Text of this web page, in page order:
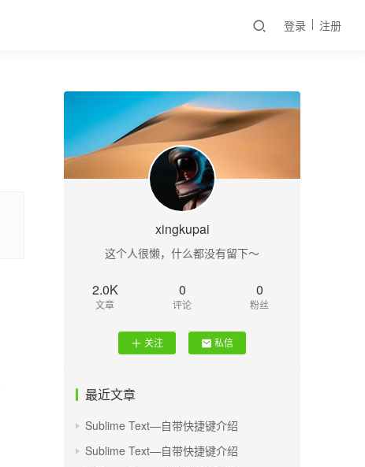
登录 注册
xingkupai
这个人很懒，什么都没有留下～
2.0K
文章
0
评论
0
粉丝
关注 私信
最近文章
Sublime Text—自带快捷键介绍
Sublime Text—自带快捷键介绍